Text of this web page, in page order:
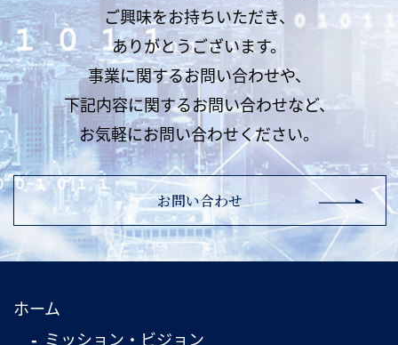
ご興味をお持ちいただき、
ありがとうございます。
事業に関するお問い合わせや、
下記内容に関するお問い合わせなど、
お気軽にお問い合わせください。
お問い合わせ
ホーム
ミッション・ビジョン